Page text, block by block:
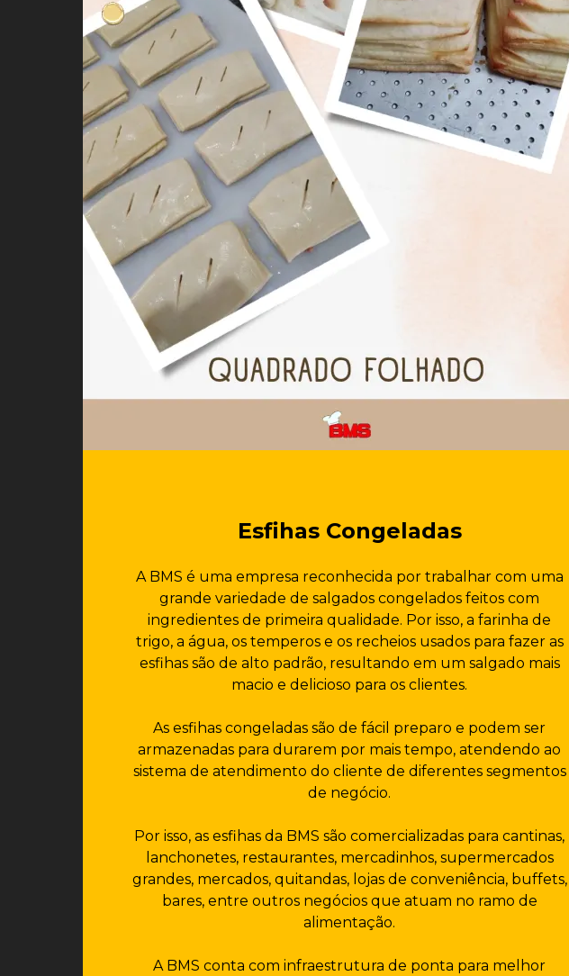
Esfihas Congeladas
A BMS é uma empresa reconhecida por trabalhar com uma
grande variedade de salgados congelados feitos com
ingredientes de primeira qualidade. Por isso, a farinha de
trigo, a água, os temperos e os recheios usados para fazer as
esfihas são de alto padrão, resultando em um salgado mais
macio e delicioso para os clientes.
As esfihas congeladas são de fácil preparo e podem ser
armazenadas para durarem por mais tempo, atendendo ao
sistema de atendimento do cliente de diferentes segmentos
de negócio.
Por isso, as esfihas da BMS são comercializadas para cantinas,
lanchonetes, restaurantes, mercadinhos, supermercados
grandes, mercados, quitandas, lojas de conveniência, buffets,
bares, entre outros negócios que atuam no ramo de
alimentação.
A BMS conta com infraestrutura de ponta para melhor